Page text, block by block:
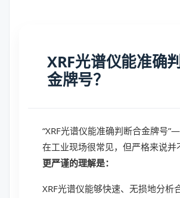
XRF光谱仪能准确
金牌号？
“XRF光谱仪能准确判断合金牌号
在工业现场很常见，但严格来说并
更严谨的理解是：
XRF光谱仪能够快速、无损地分析